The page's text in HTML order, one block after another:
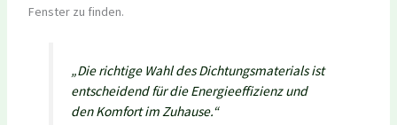
Fenster zu finden.
„Die richtige Wahl des Dichtungsmaterials ist
entscheidend für die Energieeffizienz und
den Komfort im Zuhause.“